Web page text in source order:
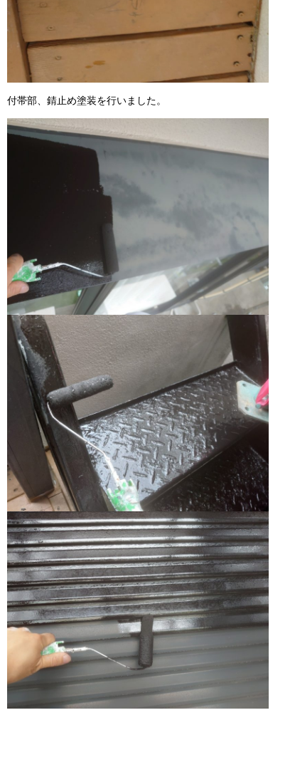
付帯部、錆止め塗装を行いました。